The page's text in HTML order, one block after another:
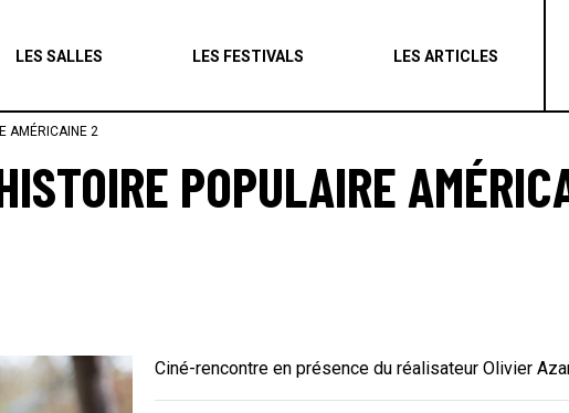
LES SALLES LES FESTIVALS LES ARTICLES
Les articles
AMÉRICAINE 2
POPULAIRE
Ciné-rencontre en présence du réalisateur Olivier